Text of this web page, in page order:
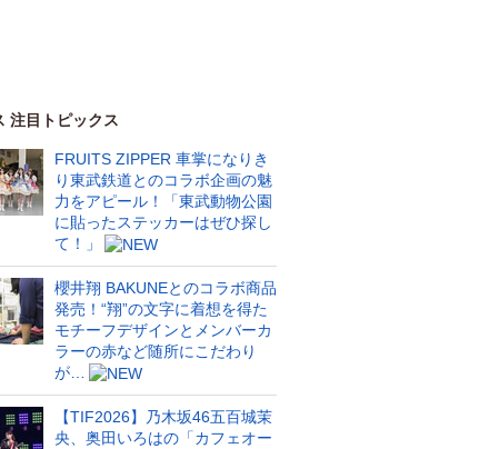
注目トピックス
FRUITS ZIPPER 車掌になりき
り東武鉄道とのコラボ企画の魅
力をアピール！「東武動物公園
に貼ったステッカーはぜひ探し
て！」
櫻井翔 BAKUNEとのコラボ商品
発売！“翔”の文字に着想を得た
モチーフデザインとメンバーカ
ラーの赤など随所にこだわり
が…
【TIF2026】乃木坂46五百城茉
央、奥田いろはの「カフェオー